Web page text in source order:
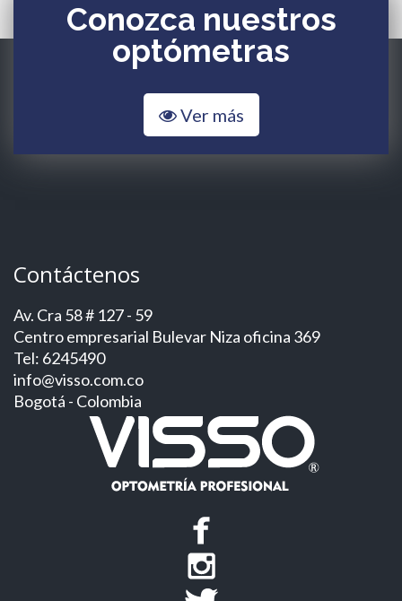
Conozca nuestros
optómetras
Ver más
Contáctenos
Av. Cra 58 # 127 - 59
Centro empresarial Bulevar Niza oficina 369
Tel: 6245490
info@visso.com.co
Bogotá - Colombia